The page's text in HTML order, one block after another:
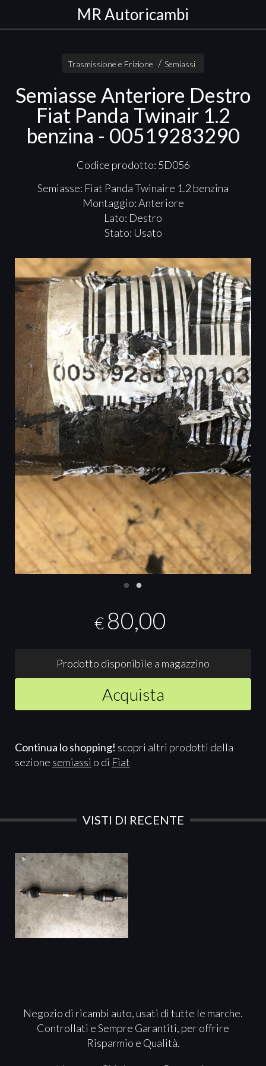
MR Autoricambi
Trasmissione e Frizione Semiassi
Semiasse Anteriore Destro
Fiat Panda Twinair 1.2
benzina - 00519283290
Codice prodotto: 5D056
Semiasse: Fiat Panda Twinaire 1.2 benzina
Montaggio: Anteriore
Lato: Destro
Stato: Usato
€ 80,00
Prodotto disponibile a magazzino
Acquista
Continua lo shopping! scopri altri prodotti della
sezione semiassi o di Fiat
VISTI DI RECENTE
Negozio di ricambi auto, usati di tutte le marche.
Controllati e Sempre Garantiti, per offrire
Risparmio e Qualità.